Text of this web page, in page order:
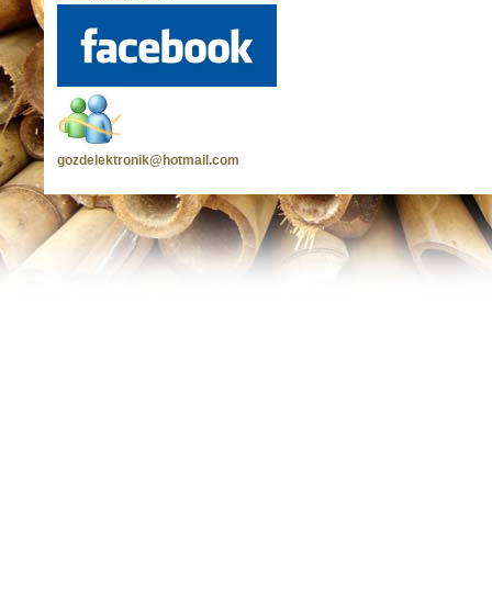
gozdelektronik@hotmail.com